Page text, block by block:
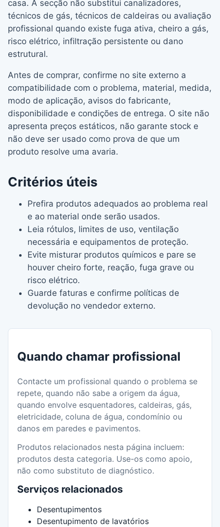
casa. A secção não substitui canalizadores,
técnicos de gás, técnicos de caldeiras ou avaliação
profissional quando existe fuga ativa, cheiro a gás,
risco elétrico, infiltração persistente ou dano
estrutural.
Antes de comprar, confirme no site externo a
compatibilidade com o problema, material, medida,
modo de aplicação, avisos do fabricante,
disponibilidade e condições de entrega. O site não
apresenta preços estáticos, não garante stock e
não deve ser usado como prova de que um
produto resolve uma avaria.
Critérios úteis
Prefira produtos adequados ao problema real
e ao material onde serão usados.
Leia rótulos, limites de uso, ventilação
necessária e equipamentos de proteção.
Evite misturar produtos químicos e pare se
houver cheiro forte, reação, fuga grave ou
risco elétrico.
Guarde faturas e confirme políticas de
devolução no vendedor externo.
Quando chamar profissional
Contacte um profissional quando o problema se
repete, quando não sabe a origem da água,
quando envolve esquentadores, caldeiras, gás,
eletricidade, coluna de água, condomínio ou
danos em paredes e pavimentos.
Produtos relacionados nesta página incluem:
produtos desta categoria. Use-os como apoio,
não como substituto de diagnóstico.
Serviços relacionados
Desentupimentos
Desentupimento de lavatórios